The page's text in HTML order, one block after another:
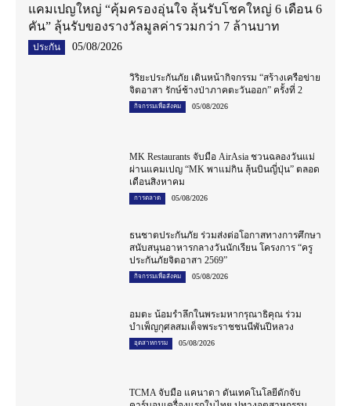
แคมเปญใหญ่ “คุ้มครองอุ่นใจ ลุ้นรับโชคใหญ่ 6 เดือน 6
คัน” ลุ้นรับของรางวัลมูลค่ารวมกว่า 7 ล้านบาท
ประกัน 05/08/2026
วิริยะประกันภัย เดินหน้ากิจกรรม “สร้างเครือข่าย
จิตอาสา รักษ์ช้างป่าภาคตะวันออก” ครั้งที่ 2
กิจกรรมเพื่อสังคม 05/08/2026
MK Restaurants จับมือ AirAsia ชวนฉลองวันแม่
ผ่านแคมเปญ “MK พาแม่กิน ลุ้นบินญี่ปุ่น” ตลอด
เดือนสิงหาคม
การตลาด 05/08/2026
ธนชาตประกันภัย ร่วมส่งต่อโอกาสทางการศึกษา
สนับสนุนอาหารกลางวันนักเรียน โครงการ “ครู
ประกันภัยจิตอาสา 2569”
กิจกรรมเพื่อสังคม 05/08/2026
อมตะ น้อมรำลึกในพระมหากรุณาธิคุณ ร่วม
บำเพ็ญกุศลสมเด็จพระราชชนนีพันปีหลวง
อุตสาหกรรม 05/08/2026
TCMA จับมือ แคนาดา ดันเทคโนโลยีดักจับ